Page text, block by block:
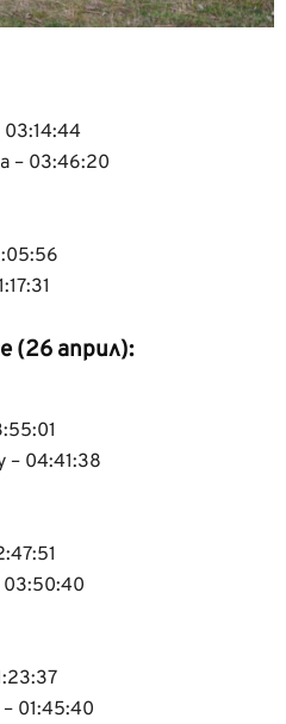
– 03:46:20
(26 април):
– 04:41:38
03:50:40
01:45:40